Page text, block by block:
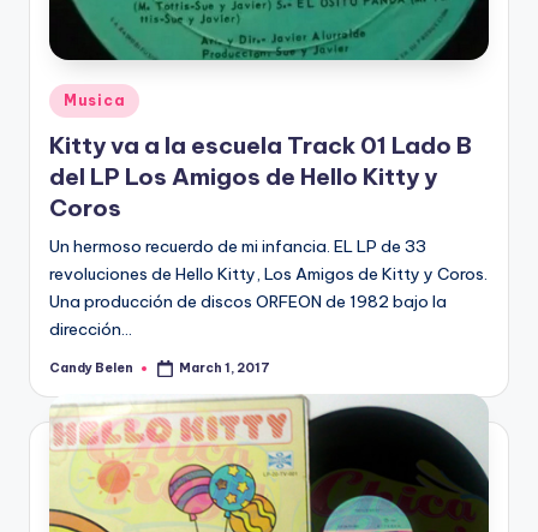
Posted
in
Musica
Kitty va a la escuela Track 01 Lado B
del LP Los Amigos de Hello Kitty y
Coros
Un hermoso recuerdo de mi infancia. EL LP de 33
revoluciones de Hello Kitty, Los Amigos de Kitty y Coros.
Una producción de discos ORFEON de 1982 bajo la
dirección…
Posted
Candy Belen March 1, 2017